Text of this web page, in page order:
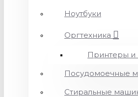
Ноутбуки
Оргтехника
Принтеры
Посудомоечные
Стиральные